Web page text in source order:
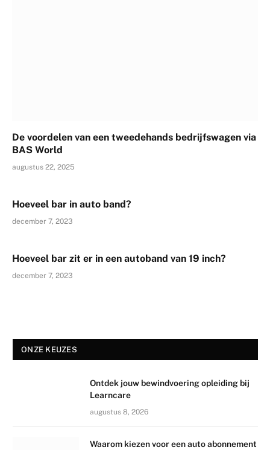
De voordelen van een tweedehands bedrijfswagen via
BAS World
augustus 22, 2025
Hoeveel bar in auto band?
december 7, 2023
Hoeveel bar zit er in een autoband van 19 inch?
december 7, 2023
ONZE KEUZES
Ontdek jouw bewindvoering opleiding bij
Learncare
augustus 8, 2026
Waarom kiezen voor een auto abonnement